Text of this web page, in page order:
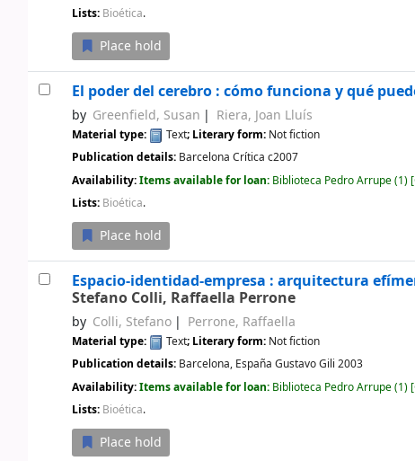
Lists: Bioética.
Place hold
El poder del cerebro : cómo funciona y qué
by Greenfield, Susan Riera, Joan Lluís
Material type: Text; Literary form: Not fiction
Publication details: Barcelona Crítica c2007
Availability:Items available for loan: Biblioteca Pedro Arrupe(1)
Lists: Bioética.
Place hold
Espacio-identidad-empresa : arquitectura
Stefano Colli, Raffaella Perrone
by Colli, Stefano Perrone, Raffaella
Material type: Text; Literary form: Not fiction
Publication details: Barcelona, España Gustavo Gili 2003
Availability:Items available for loan: Biblioteca Pedro Arrupe(1)
Lists: Bioética.
Place hold